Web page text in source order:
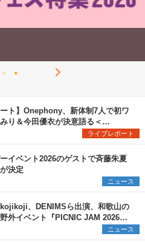
ート】Onephony、新体制7人で初ワ
り＆今田優衣が決意語る＜
制1st Oneman Live はじまりの夏
ライブレポート
イベント2026のゲストで斉藤朱夏
決定
ニュース
、DENIMSら出演、和歌山の
外イベント『PICNIC JAM 2026』
売開始
ニュース